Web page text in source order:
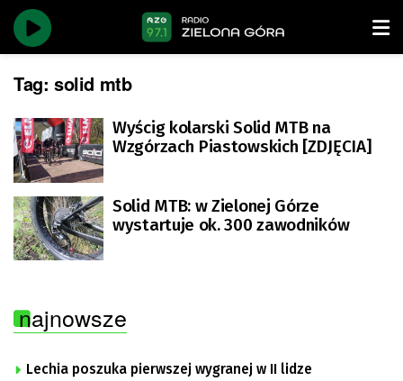
Tag: solid mtb
Wyścig kolarski Solid MTB na
Wzgórzach Piastowskich [ZDJĘCIA]
Solid MTB: w Zielonej Górze
wystartuje ok. 300 zawodników
najnowsze
Lechia poszuka pierwszej wygranej w II lidze